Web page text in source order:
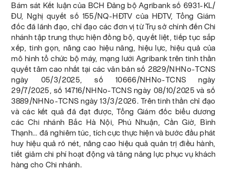
Bám sát Kết luận của BCH Đảng bộ Agribank số 6931-KL/
ĐU, Nghị quyết số 155/NQ-HĐTV của HĐTV, Tổng Giám
đốc đã lãnh đạo, chỉ đạo các đơn vị từ Trụ sở chính đến Chi
nhánh tập trung thực hiện đồng bộ, quyết liệt, tiếp tục sắp
xếp, tinh gọn, nâng cao hiệu năng, hiệu lực, hiệu quả của
mô hình tổ chức bộ máy, mạng lưới Agribank trên tinh thần
quyết tâm cao nhất tại các văn bản số 2829/NHNo-TCNS
ngày 05/3/2025, số 10666/NHNo-TCNS ngày
29/7/2025, số 14716/NHNo-TCNS ngày 08/10/2025 và số
3889/NHNo-TCNS ngày 13/3/2026. Trên tinh thần chỉ đạo
và các kết quả đã đạt được, Tổng Giám đốc biểu dương
các Chi nhánh Bắc Hà Nội, Phú Nhuận, Cần Giờ, Bình
Thạnh… đã nghiêm túc, tích cực thực hiện và bước đầu phát
huy hiệu quả rõ nét, nâng cao hiệu quả quản trị điều hành,
tiết giảm chi phí hoạt động và tăng năng lực phục vụ khách
hàng cho Chi nhánh.